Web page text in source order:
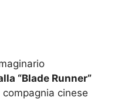
“Blade Runner”
cinese